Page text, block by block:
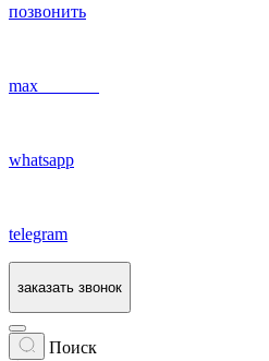
позвонить
max
whatsapp
telegram
заказать звонок
Поиск